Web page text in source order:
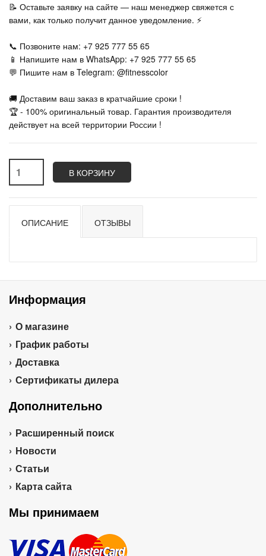
📝 Оставьте заявку на сайте — наш менеджер свяжется с
вами, как только получит данное уведомление. ⚡
📞 Позвоните нам: +7 925 777 55 65
📱 Напишите нам в WhatsApp: +7 925 777 55 65
💬 Пишите нам в Telegram: @fitnesscolor
🚚 Доставим ваш заказ в кратчайшие сроки !
🏆 - 100% оригинальный товар. Гарантия производителя
действует на всей территории России !
В КОРЗИНУ
ОПИСАНИЕ ОТЗЫВЫ
Информация
О магазине
График работы
Доставка
Сертификаты дилера
Дополнительно
Расширенный поиск
Новости
Статьи
Карта сайта
Мы принимаем